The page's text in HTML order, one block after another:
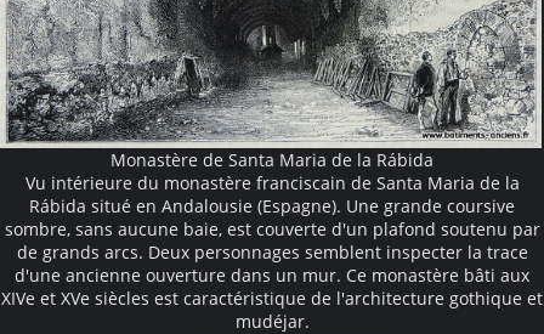
Monastère de Santa Maria de la Rábida
Vu intérieure du monastère franciscain de Santa Maria de la
Rábida situé en Andalousie (Espagne). Une grande coursive
sombre, sans aucune baie, est couverte d'un plafond soutenu par
de grands arcs. Deux personnages semblent inspecter la trace
d'une ancienne ouverture dans un mur. Ce monastère bâti aux
XIVe et XVe siècles est caractéristique de l'architecture gothique et
mudéjar.